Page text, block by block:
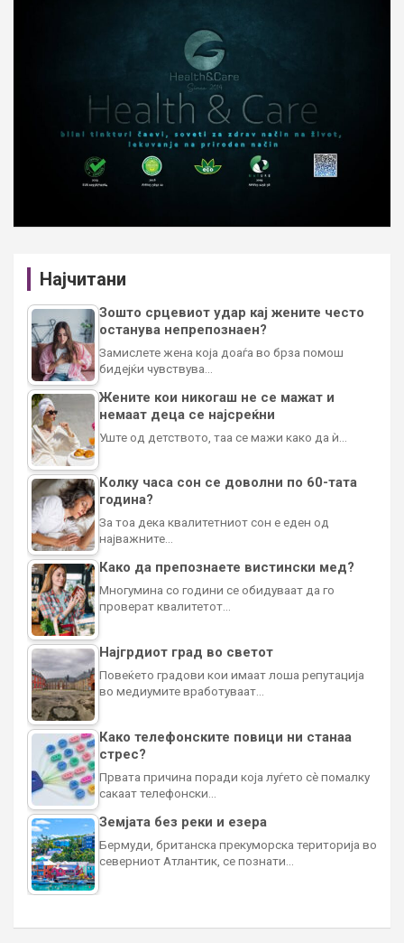
Најчитани
Зошто срцевиот удар кај жените често
останува непрепознаен?
Замислете жена која доаѓа во брза помош
бидејќи чувствува…
Жените кои никогаш не се мажат и
немаат деца се најсреќни
Уште од детството, таа се мажи како да ѝ…
Колку часа сон се доволни по 60-тата
година?
За тоа дека квалитетниот сон е еден од
најважните…
Како да препознаете вистински мед?
Многумина со години се обидуваат да го
проверат квалитетот…
Најгрдиот град во светот
Повеќето градови кои имаат лоша репутација
во медиумите вработуваат…
Како телефонските повици ни станаа
стрес?
Првата причина поради која луѓето сè помалку
сакаат телефонски…
Земјата без реки и езера
Бермуди, британска прекуморска територија во
северниот Атлантик, се познати…